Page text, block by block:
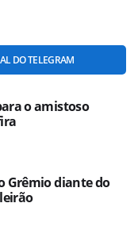
DO TELEGRAM
o amistoso
Grêmio diante do